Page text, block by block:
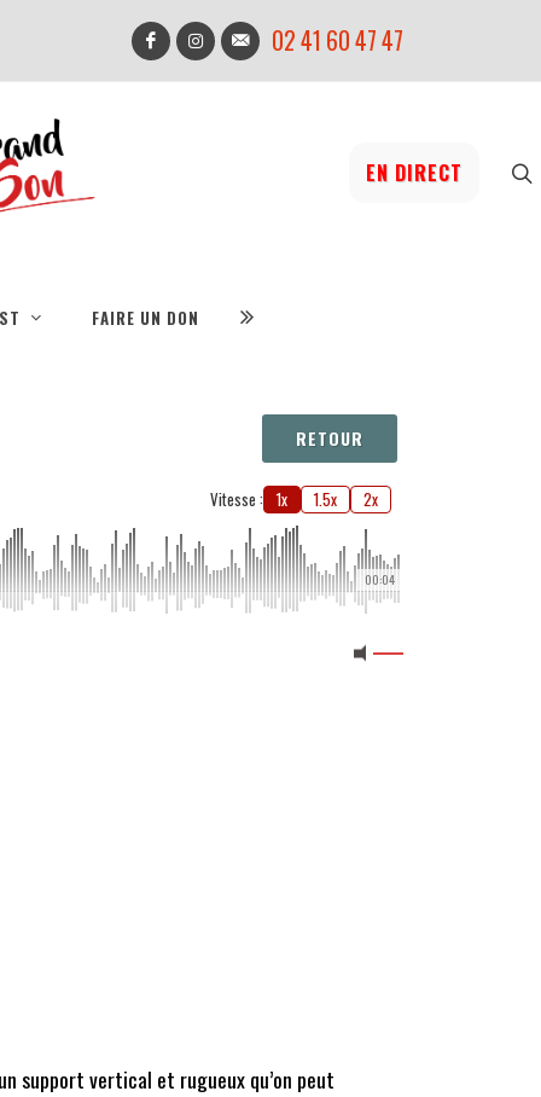
02 41 60 47 47
EN DIRECT
FAIRE UN DON
RETOUR
Vitesse : 1x 1.5x 2x
00:04
support vertical et rugueux qu’on peut